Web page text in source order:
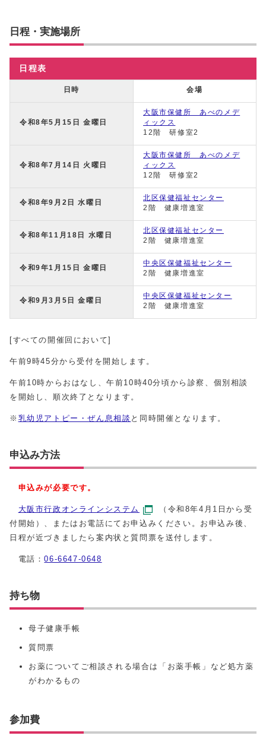
日程・実施場所
日程表
日時 会場
令和8年5月15日 金曜日
大阪市保健所 あべのメデ
ィックス
12階 研修室2
令和8年7月14日 火曜日
大阪市保健所 あべのメデ
ィックス
12階 研修室2
令和8年9月2日 水曜日
北区保健福祉センター
2階 健康増進室
令和8年11月18日 水曜日
北区保健福祉センター
2階 健康増進室
令和9年1月15日 金曜日
中央区保健福祉センター
2階 健康増進室
令和9月3月5日 金曜日
中央区保健福祉センター
2階 健康増進室
[すべての開催回において]
午前9時45分から受付を開始します。
午前10時からおはなし、午前10時40分頃から診察、個別相談
を開始し、順次終了となります。
※ 乳幼児アトピー・ぜん息相談 と同時開催となります。
申込み方法
申込みが必要です。
大阪市行政オンラインシステム
（令和8年4月1日から受
付開始）、またはお電話にてお申込みください。お申込み後、
日程が近づきましたら案内状と質問票を送付します。
電話：06-6647-0648
持ち物
母子健康手帳
質問票
お薬についてご相談される場合は「お薬手帳」など処方薬
がわかるもの
参加費